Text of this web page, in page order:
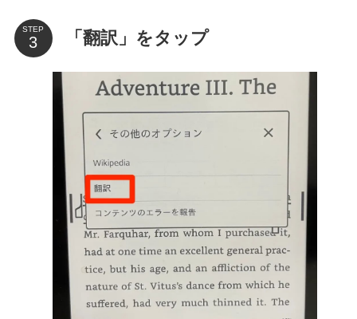
STEP 「翻訳」をタップ